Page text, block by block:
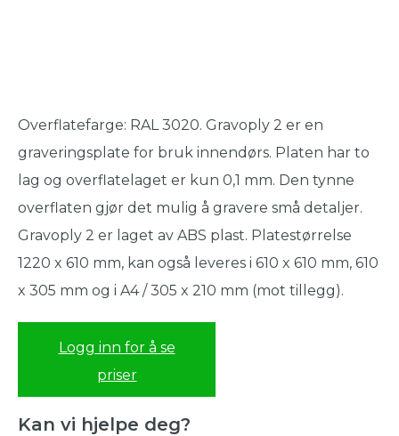
Overflatefarge: RAL 3020. Gravoply 2 er en
graveringsplate for bruk innendørs. Platen har to
lag og overflatelaget er kun 0,1 mm. Den tynne
overflaten gjør det mulig å gravere små detaljer.
Gravoply 2 er laget av ABS plast. Platestørrelse
1220 x 610 mm, kan også leveres i 610 x 610 mm, 610
x 305 mm og i A4 / 305 x 210 mm (mot tillegg).
Logg inn for å se
priser
Kan vi hjelpe deg?